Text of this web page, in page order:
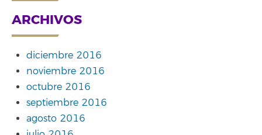
ARCHIVOS
diciembre 2016
noviembre 2016
octubre 2016
septiembre 2016
agosto 2016